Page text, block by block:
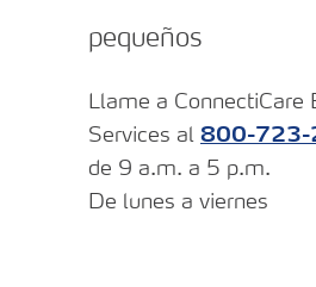
pequeños
Llame a ConnectiCare
Services al 800-723-
de 9 a.m. a 5 p.m.
De lunes a viernes